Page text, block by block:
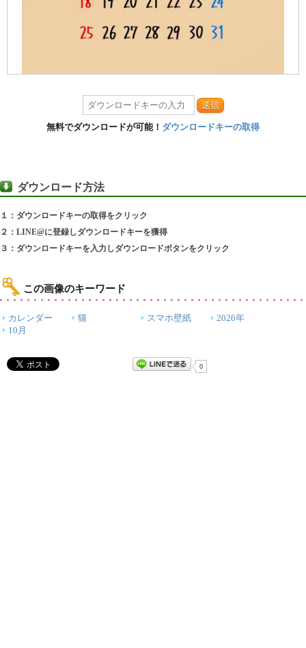
送信
無料でダウンロードが可能！ ダウンロードキーの取得
ダウンロード方法
１：ダウンロードキーの取得をクリック
２：LINE@に登録しダウンロードキーを獲得
３：ダウンロードキーを入力しダウンロードボタンをクリック
この画像のキーワード
カレンダー 猫 スマホ壁紙
2026年
10月
0